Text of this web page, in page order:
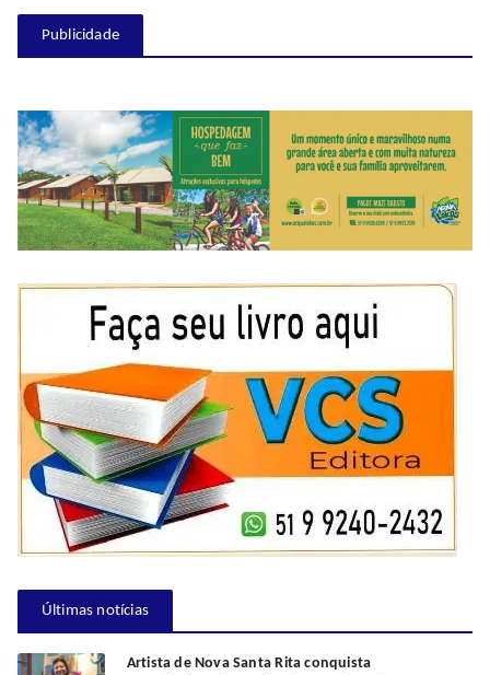
Publicidade
Últimas notícias
Artista de Nova Santa Rita conquista